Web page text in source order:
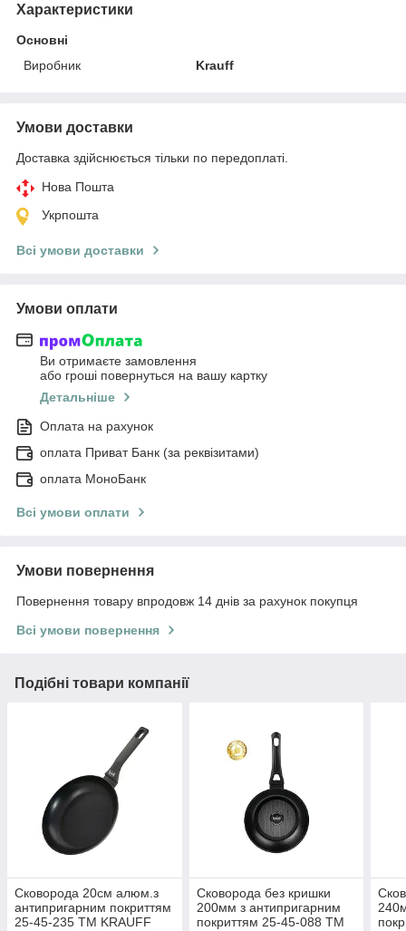
Характеристики
Основні
Виробник
Krauff
Умови доставки
Доставка здійснюється тільки по передоплаті.
Нова Пошта
Укрпошта
Всі умови доставки
Умови оплати
Ви отримаєте замовлення
або гроші повернуться на вашу картку
Детальніше
Оплата на рахунок
оплата Приват Банк (за реквізитами)
оплата МоноБанк
Всі умови оплати
Умови повернення
Повернення товару впродовж 14 днів за рахунок покупця
Всі умови повернення
Подібні товари компанії
Сковорода 20см алюм.з
антипригарним покриттям
25-45-235 ТМ KRAUFF
Сковорода без кришки
200мм з антипригарним
покриттям 25-45-088 ТМ